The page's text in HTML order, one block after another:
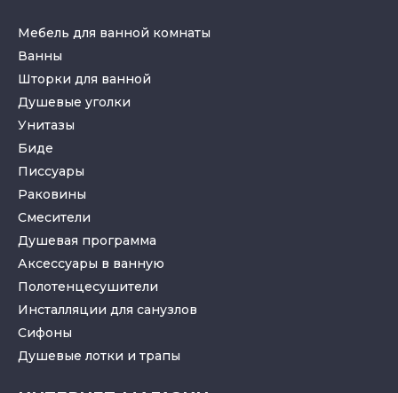
Мебель для ванной комнаты
Ванны
Шторки для ванной
Душевые уголки
Унитазы
Биде
Писсуары
Раковины
Смесители
Душевая программа
Аксессуары в ванную
Полотенцесушители
Инсталляции для санузлов
Cифоны
Душевые лотки и трапы